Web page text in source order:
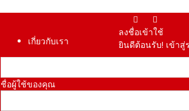
เกี่ยวกับเรา
ลงชื่อเข้าใช้
ยินดีต้อนรับ! เข้า
ชื่อผู้ใช้ของคุณ